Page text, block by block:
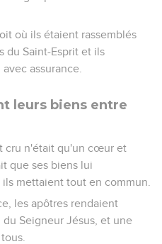
où ils étaient rassemblés
du Saint-Esprit et ils
assurance.
leurs biens entre
cru n'était qu'un cœur et
que ses biens lui
mettaient tout en commun.
les apôtres rendaient
Seigneur Jésus, et une